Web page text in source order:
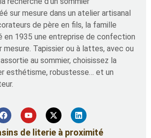
sur mesure dans un atelier artisanal
de père en fils, la famille
en 1935 une entreprise de confection
mesure. Tapissier ou à lattes, avec ou
au sommier, choisissez la
esthétisme, robustesse… et un
de literie à proximité